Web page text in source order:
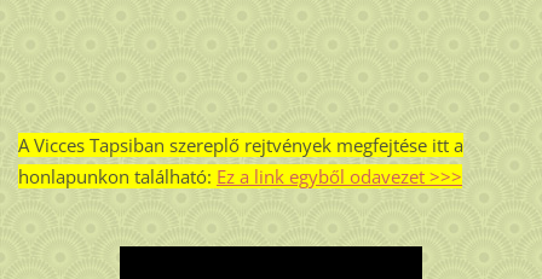
A Vicces Tapsiban szereplő rejtvények megfejtése itt a
honlapunkon található: Ez a link egyből odavezet >>>